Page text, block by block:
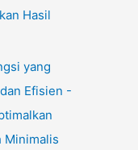
Hasil
yang
Efisien -
Minimalis